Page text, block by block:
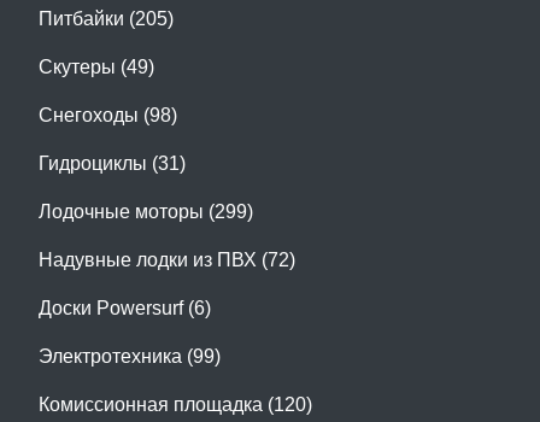
Питбайки (205)
Скутеры (49)
Снегоходы (98)
Гидроциклы (31)
Лодочные моторы (299)
Надувные лодки из ПВХ (72)
Доски Powersurf (6)
Электротехника (99)
Комиссионная площадка (120)